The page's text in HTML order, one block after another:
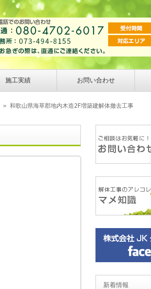
施工実績 お問い合わせ
» 和歌山県海草郡地内木造2F増築建解体撤去工事
新着情報